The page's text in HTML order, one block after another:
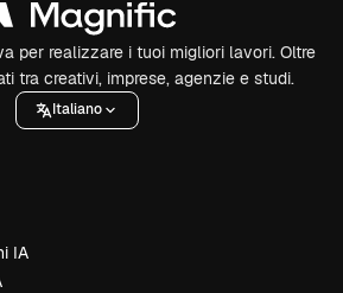
per realizzare i tuoi migliori lavori. Oltre
tra creativi, imprese, agenzie e studi.
Italiano
IA